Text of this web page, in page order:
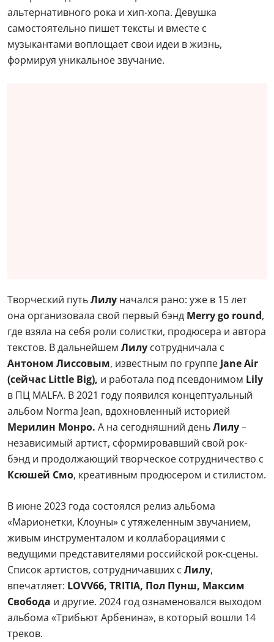
альтернативного рока и хип-хопа. Девушка
самостоятельно пишет тексты и вместе с
музыкантами воплощает свои идеи в жизнь,
формируя уникальное звучание.
Творческий путьЛилу начался рано: уже в 15 лет
она организовала свой первый бэнд Merry go round,
где взяла на себя роли солистки, продюсера и автора
текстов. В дальнейшем Лилу сотрудничала с
Антоном Лиссовым, известным по группе Jane Air
(сейчас Little Big), и работала под псевдонимом Lily
в ПЦ MALFA. В 2021 году появился концептуальный
альбом Norma Jean, вдохновленный историей
Мерилин Монро. А на сегодняшний деньЛилу–
независимый артист, сформировавший свой рок-
бэнд и продолжающий творческое сотрудничество с
Ксюшей Смо, креативным продюсером и стилистом.
В июне 2023 года состоялся релиз альбома
«Марионетки, Клоуны» с утяжеленным звучанием,
живым инструменталом и коллаборациями с
ведущими представителями российской рок-сцены.
Список артистов, сотрудничавших с Лилу,
впечатляет: LOVV66, TRITIA, Пол Пунш, Максим
Свобода и другие. 2024 год ознаменовался выходом
альбома «Трибьют Арбенина», в который вошли 14
треков.